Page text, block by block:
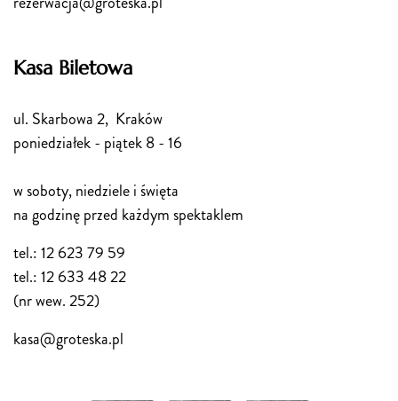
Kasa Biletowa
ul. Skarbowa 2, Kraków
poniedziałek - piątek 8 - 16
w soboty, niedziele i święta
na godzinę przed każdym spektaklem
tel.: 12 623 79 59
tel.: 12 633 48 22
(nr wew. 252)
kasa@groteska.pl